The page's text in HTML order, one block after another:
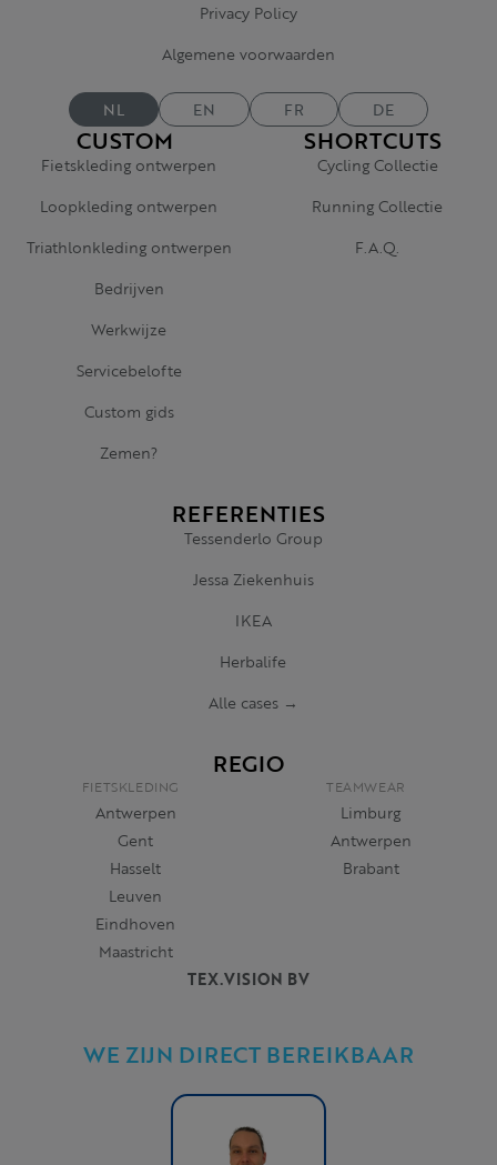
TEX.VISION BV
WE ZIJN DIRECT BEREIKBAAR
CUSTOM
Fietskleding ontwerpen
Loopkleding ontwerpen
Triathlonkleding ontwerpen
Bedrijven
Werkwijze
Servicebelofte
Custom gids
Zemen?
SHORTCUTS
Cycling Collectie
Running Collectie
F.A.Q.
REFERENTIES
Tessenderlo Group
Jessa Ziekenhuis
IKEA
Herbalife
Alle cases →
REGIO
FIETSKLEDING
Antwerpen
Gent
Hasselt
Leuven
Eindhoven
Maastricht
TEAMWEAR
Limburg
Antwerpen
Brabant
Privacy Policy
Algemene voorwaarden
NL EN FR DE